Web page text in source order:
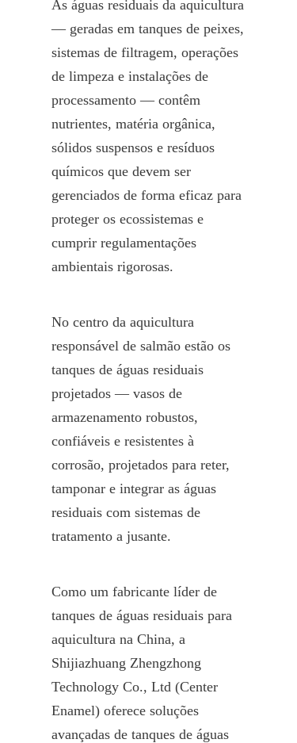
As águas residuais da aquicultura
— geradas em tanques de peixes,
sistemas de filtragem, operações
de limpeza e instalações de
processamento — contêm
nutrientes, matéria orgânica,
sólidos suspensos e resíduos
químicos que devem ser
gerenciados de forma eficaz para
proteger os ecossistemas e
cumprir regulamentações
ambientais rigorosas.
No centro da aquicultura
responsável de salmão estão os
tanques de águas residuais
projetados — vasos de
armazenamento robustos,
confiáveis e resistentes à
corrosão, projetados para reter,
tamponar e integrar as águas
residuais com sistemas de
tratamento a jusante.
Como um fabricante líder de
tanques de águas residuais para
aquicultura na China, a
Shijiazhuang Zhengzhong
Technology Co., Ltd (Center
Enamel) oferece soluções
avançadas de tanques de águas